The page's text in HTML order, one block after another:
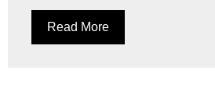
Read More